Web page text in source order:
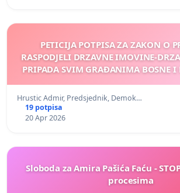
PETICIJA POTPISA ZA ZAKON O
RASPODJELI DRZAVNE IMOVINE-
PRIPADA SVIM GRAĐANIMA BOSNE I
Hrustic Admir, Predsjednik, Demok…
19 potpisa
20 Apr 2026
Sloboda za Amira Pašića Faću -
procesima